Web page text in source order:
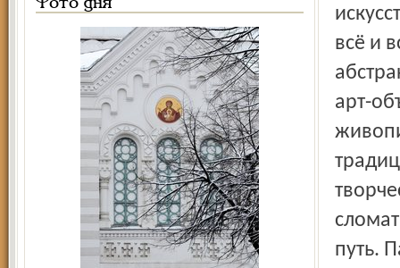
Фото дня
всё и
арт-
путь.